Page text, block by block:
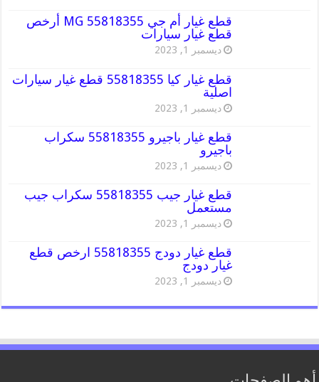
قطع غيار أم جي MG 55818355 أرخص
قطع غيار سيارات
ديسمبر 1, 2023
قطع غيار كيا 55818355 قطع غيار سيارات
اصلية
ديسمبر 1, 2023
قطع غيار باجيرو 55818355 سكراب
باجيرو
ديسمبر 1, 2023
قطع غيار جيب 55818355 سكراب جيب
مستعمل
ديسمبر 1, 2023
قطع غيار دودج 55818355 ارخص قطع
غيار دودج
ديسمبر 1, 2023